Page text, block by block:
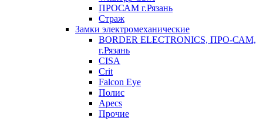
ПРОСАМ г.Рязань
Страж
Замки электромеханические
BORDER ELECTRONICS, ПРО-САМ,
г.Рязань
CISA
Crit
Falcon Eye
Полис
Apecs
Прочие